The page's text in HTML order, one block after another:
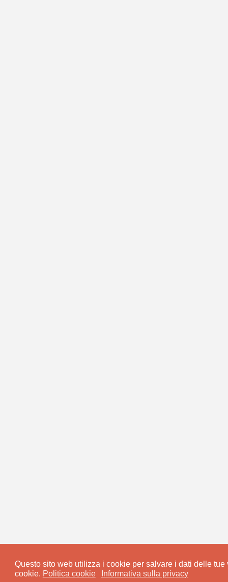
Questo sito web utilizza i cookie per salvare i dati delle
cookie. Politica cookie Informativa sulla privacy